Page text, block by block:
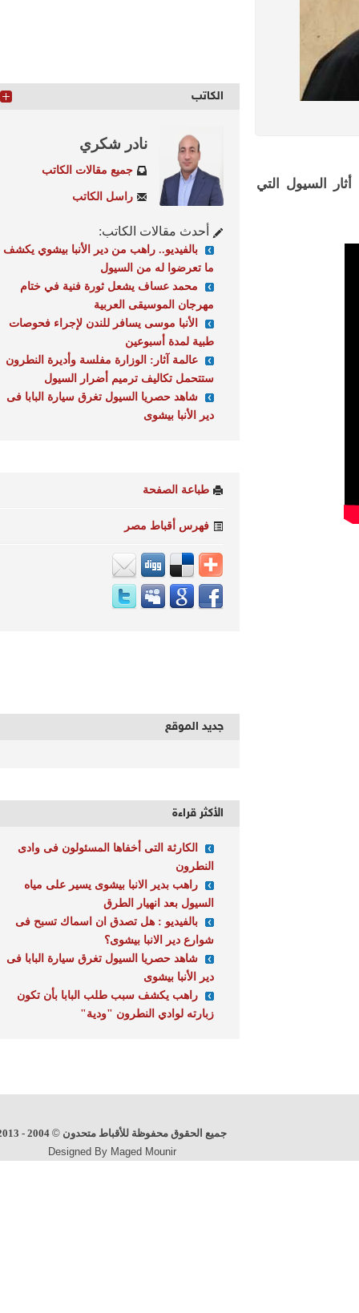
السيول التي
الكاتب
نادر شكري
جميع مقالات الكاتب
راسل الكاتب
أحدث مقالات الكاتب:
بالفيديو.. راهب من دير الأنبا بيشوي يكشف
ما تعرضوا له من السيول
محمد عساف يشعل ثورة فنية في ختام
مهرجان الموسيقى العربية
الأنبا موسى يسافر للندن لإجراء فحوصات
طبية لمدة أسبوعين
عالمة آثار: الوزارة مفلسة وأديرة النطرون
ستتحمل تكاليف ترميم أضرار السيول
شاهد حصريا السيول تغرق سيارة البابا فى
دير الأنبا بيشوى
طباعة الصفحة
فهرس أقباط مصر
جديد الموقع
الأكثر قراءة
الكارثة التى أخفاها المسئولون فى وادى
النطرون
راهب بدير الانبا بيشوى يسير على مياه
السيول بعد انهيار الطرق
بالفيديو : هل تصدق ان اسماك تسبح فى
شوارع دير الانبا بيشوى؟
شاهد حصريا السيول تغرق سيارة البابا فى
دير الأنبا بيشوى
راهب يكشف سبب طلب البابا بأن تكون
زبارته لوادي النطرون "ودية"
جميع الحقوق محفوظة للأقباط متحدون©
2004 - 2013
Designed By Maged Mounir